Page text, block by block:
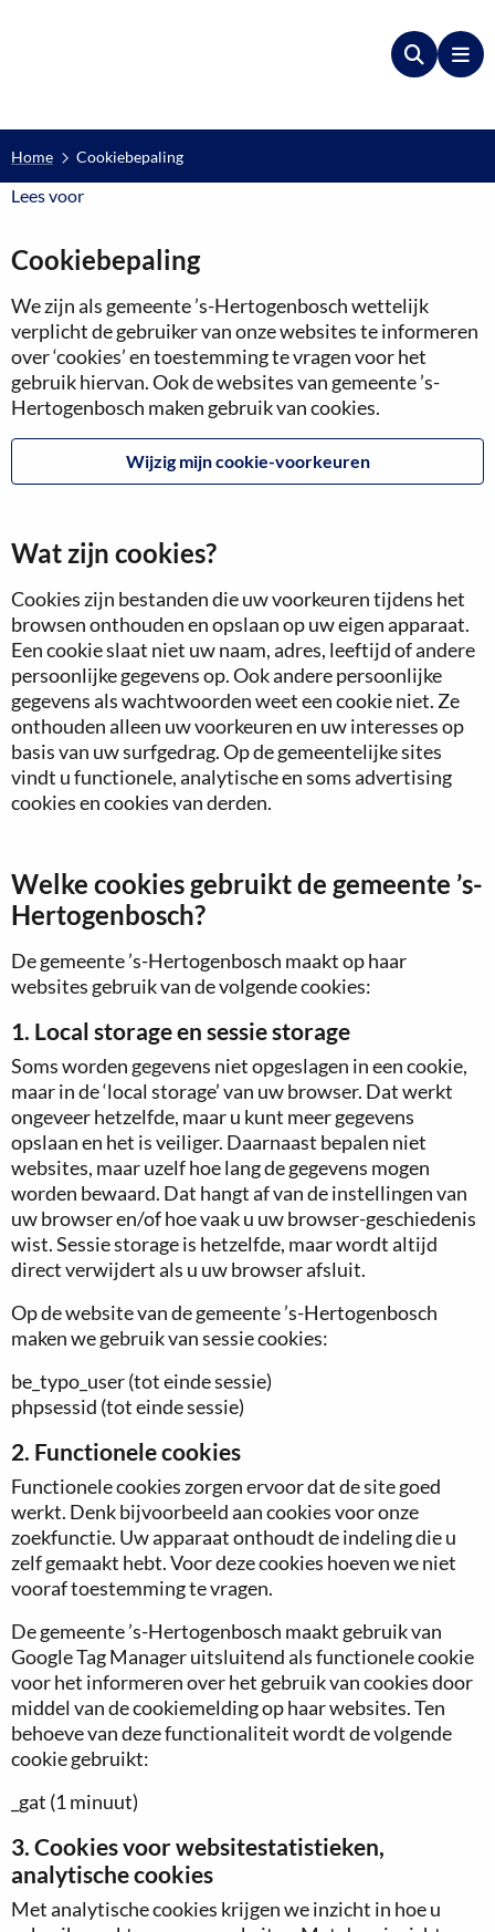
Zoeken
Home Cookiebepaling
Lees voorLees voor
Cookiebepaling
We zijn als gemeente ’s-Hertogenbosch wettelijk
verplicht de gebruiker van onze websites te informeren
over ‘cookies’ en toestemming te vragen voor het
gebruik hiervan. Ook de websites van gemeente ’s-
Hertogenbosch maken gebruik van cookies.
Wijzig mijn cookie-voorkeuren
Wat zijn cookies?
Cookies zijn bestanden die uw voorkeuren tijdens het
browsen onthouden en opslaan op uw eigen apparaat.
Een cookie slaat niet uw naam, adres, leeftijd of andere
persoonlijke gegevens op. Ook andere persoonlijke
gegevens als wachtwoorden weet een cookie niet. Ze
onthouden alleen uw voorkeuren en uw interesses op
basis van uw surfgedrag. Op de gemeentelijke sites
vindt u functionele, analytische en soms advertising
cookies en cookies van derden.
Welke cookies gebruikt de gemeente ’s-
Hertogenbosch?
De gemeente ’s-Hertogenbosch maakt op haar
websites gebruik van de volgende cookies:
1. Local storage en sessie storage
Soms worden gegevens niet opgeslagen in een cookie,
maar in de ‘local storage’ van uw browser. Dat werkt
ongeveer hetzelfde, maar u kunt meer gegevens
opslaan en het is veiliger. Daarnaast bepalen niet
websites, maar uzelf hoe lang de gegevens mogen
worden bewaard. Dat hangt af van de instellingen van
uw browser en/of hoe vaak u uw browser-geschiedenis
wist. Sessie storage is hetzelfde, maar wordt altijd
direct verwijdert als u uw browser afsluit.
Op de website van de gemeente ’s-Hertogenbosch
maken we gebruik van sessie cookies:
be_typo_user (tot einde sessie)
phpsessid (tot einde sessie)
2. Functionele cookies
Functionele cookies zorgen ervoor dat de site goed
werkt. Denk bijvoorbeeld aan cookies voor onze
zoekfunctie. Uw apparaat onthoudt de indeling die u
zelf gemaakt hebt. Voor deze cookies hoeven we niet
vooraf toestemming te vragen.
De gemeente ’s-Hertogenbosch maakt gebruik van
Google Tag Manager uitsluitend als functionele cookie
voor het informeren over het gebruik van cookies door
middel van de cookiemelding op haar websites. Ten
behoeve van deze functionaliteit wordt de volgende
cookie gebruikt:
_gat (1 minuut)
3. Cookies voor websitestatistieken,
analytische cookies
Met analytische cookies krijgen we inzicht in hoe u